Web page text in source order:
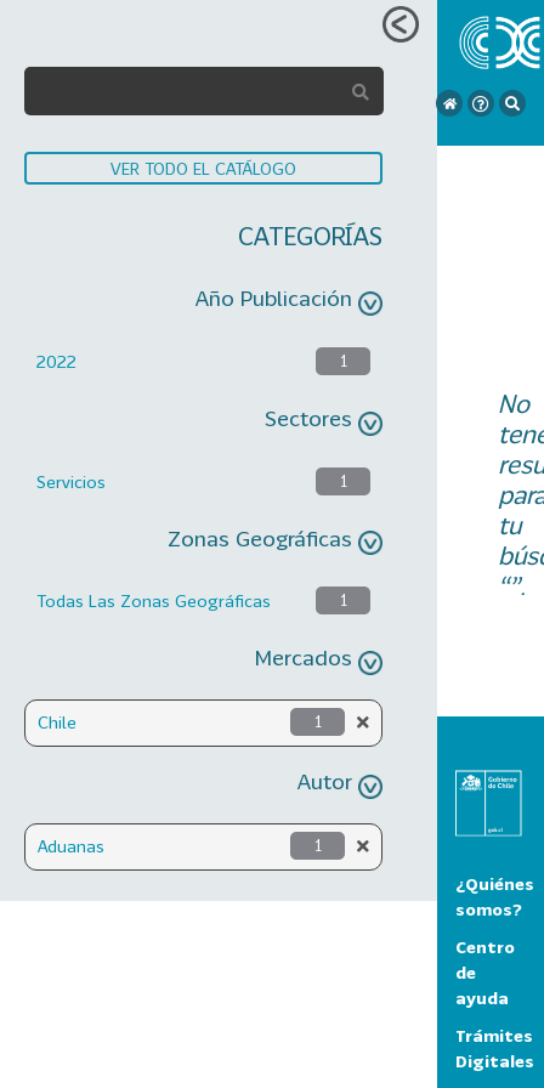
VER TODO EL CATÁLOGO
CATEGORÍAS
Año Publicación
2022 1
Sectores
Servicios 1
Zonas Geográficas
Todas Las Zonas Geográficas 1
Mercados
Chile 1
Autor
Aduanas 1
No
tu
“”.
¿Quiénes
somos?
Centro
de
ayuda
Trámites
Digitales